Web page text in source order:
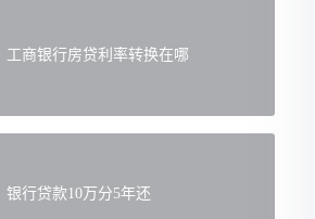
工商银行房贷利率转换在哪
银行贷款10万分5年还